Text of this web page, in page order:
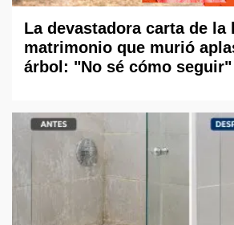
La devastadora carta de la
matrimonio que murió
árbol: "No sé cómo seguir"